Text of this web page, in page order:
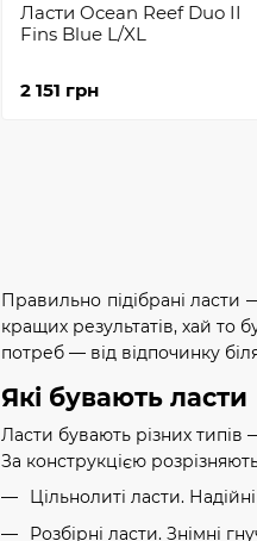
Правильно підібрані
кращих результатів, хай то
потреб — від відпочинку
Які бувають ласти
Ласти бувають різних
За конструкцією
Цільнолиті ласти.
Розбірні ласти. Знімні
Ласти Ocean Reef Duo II
Fins Blue L/XL
2 151 грн